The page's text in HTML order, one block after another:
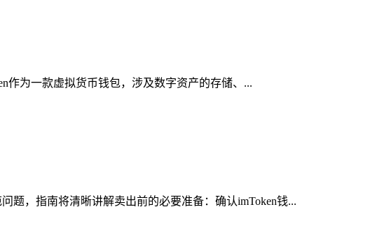
作为一款虚拟货币钱包，涉及数字资产的存储、...
题，指南将清晰讲解卖出前的必要准备：确认imToken钱...